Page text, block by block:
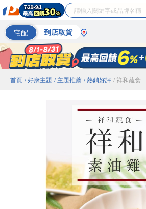
宅配 到店取貨
首頁 / 好康主題 / 主題推薦 / 熱銷好評 / 祥和蔬食